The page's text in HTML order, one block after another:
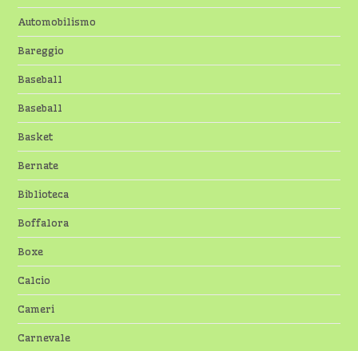
Automobilismo
Bareggio
Baseball
Baseball
Basket
Bernate
Biblioteca
Boffalora
Boxe
Calcio
Cameri
Carnevale